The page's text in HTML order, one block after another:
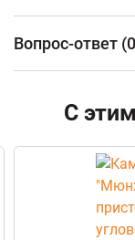
Материал
Вопрос-ответ
Email
С